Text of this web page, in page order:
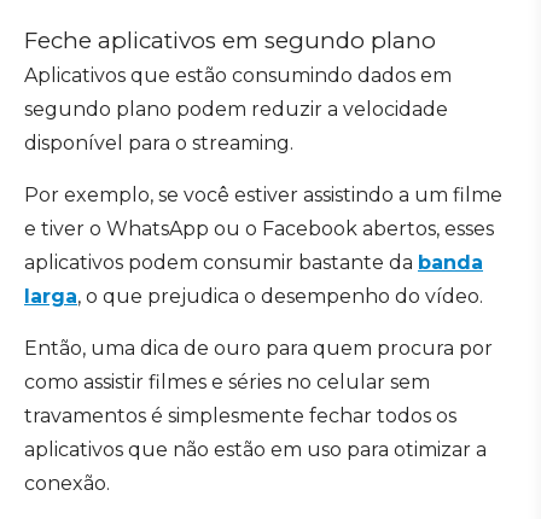
Feche aplicativos em segundo plano
Aplicativos que estão consumindo dados em
segundo plano podem reduzir a velocidade
disponível para o streaming.
Por exemplo, se você estiver assistindo a um filme
e tiver o WhatsApp ou o Facebook abertos, esses
aplicativos podem consumir bastante da banda
larga, o que prejudica o desempenho do vídeo.
Então, uma dica de ouro para quem procura por
como assistir filmes e séries no celular sem
travamentos é simplesmente fechar todos os
aplicativos que não estão em uso para otimizar a
conexão.